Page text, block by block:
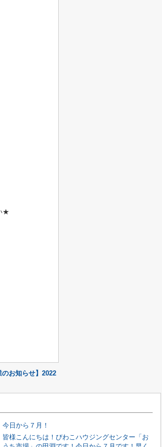
★
のお知らせ】2022
今日から７月！
皆様こんにちは！びわこハウジングセンター「お